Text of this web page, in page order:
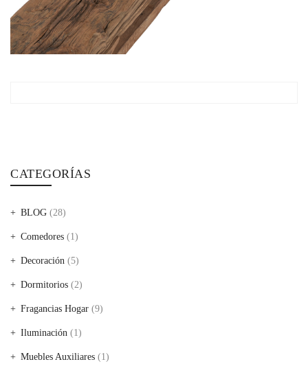
CATEGORÍAS
BLOG (28)
Comedores (1)
Decoración (5)
Dormitorios (2)
Fragancias Hogar (9)
Iluminación (1)
Muebles Auxiliares (1)